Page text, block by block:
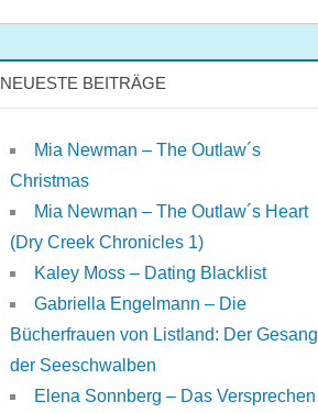
NEUESTE BEITRÄGE
Mia Newman – The Outlaw´s
Christmas
Mia Newman – The Outlaw´s Heart
(Dry Creek Chronicles 1)
Kaley Moss – Dating Blacklist
Gabriella Engelmann – Die
Bücherfrauen von Listland: Der Gesang
der Seeschwalben
Elena Sonnberg – Das Versprechen